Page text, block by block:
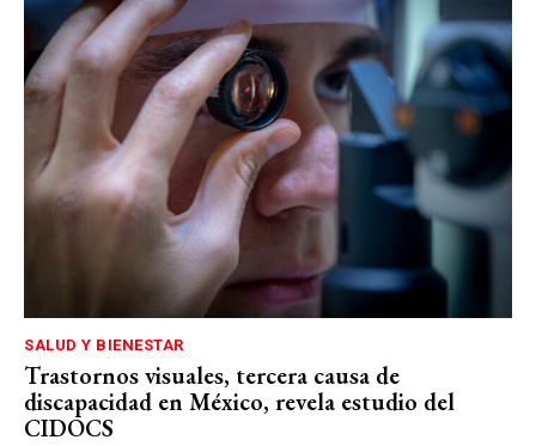
SALUD Y BIENESTAR
Trastornos visuales, tercera causa de
discapacidad en México, revela estudio del
CIDOCS